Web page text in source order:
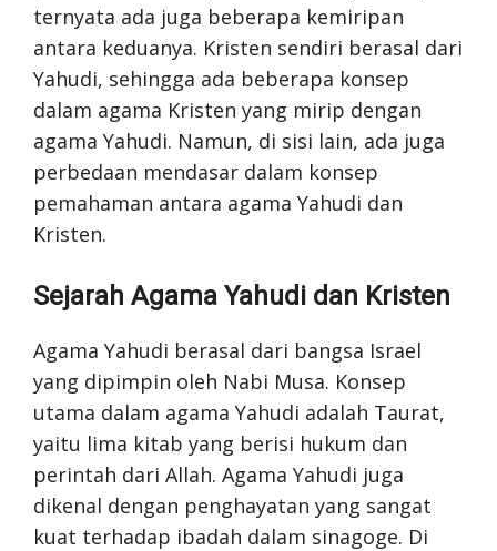
ternyata ada juga beberapa kemiripan
antara keduanya. Kristen sendiri berasal dari
Yahudi, sehingga ada beberapa konsep
dalam agama Kristen yang mirip dengan
agama Yahudi. Namun, di sisi lain, ada juga
perbedaan mendasar dalam konsep
pemahaman antara agama Yahudi dan
Kristen.
Sejarah Agama Yahudi dan Kristen
Agama Yahudi berasal dari bangsa Israel
yang dipimpin oleh Nabi Musa. Konsep
utama dalam agama Yahudi adalah Taurat,
yaitu lima kitab yang berisi hukum dan
perintah dari Allah. Agama Yahudi juga
dikenal dengan penghayatan yang sangat
kuat terhadap ibadah dalam sinagoge. Di